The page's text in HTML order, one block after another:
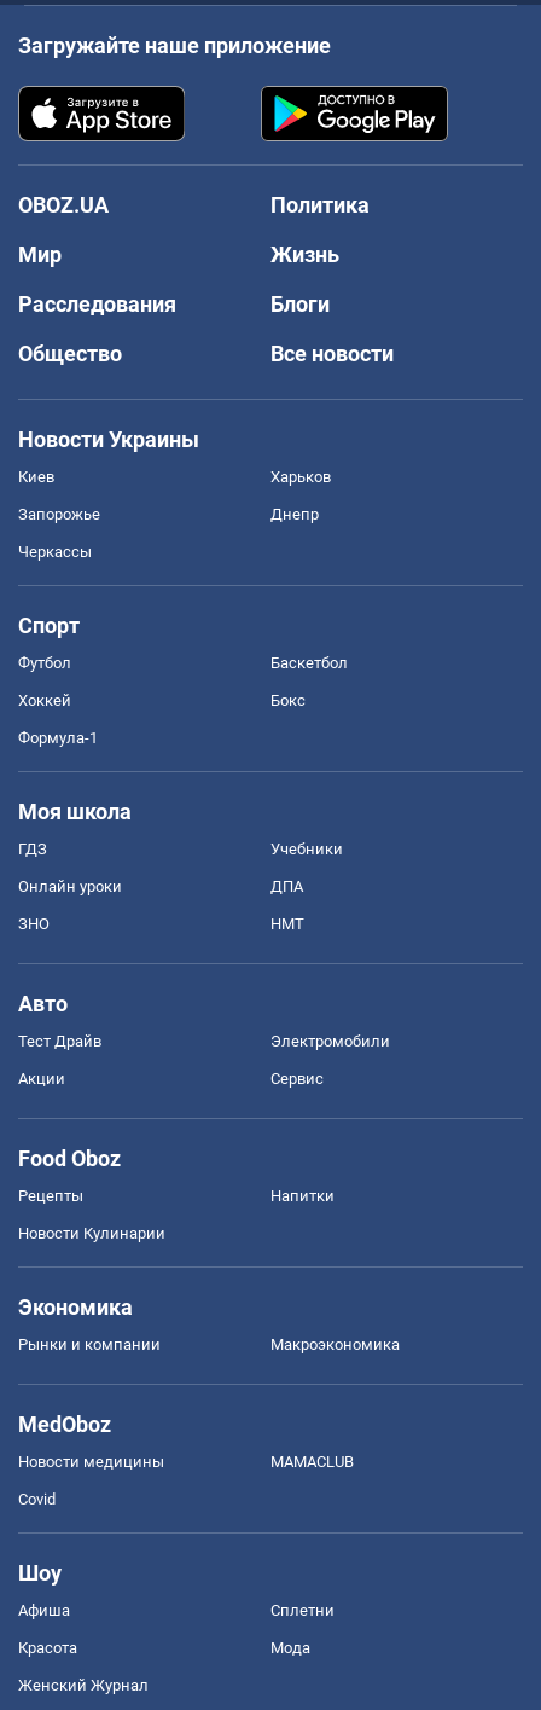
Загружайте наше приложение
OBOZ.UA
Политика
Мир
Жизнь
Расследования
Блоги
Общество
Все новости
Новости Украины
Киев Харьков
Запорожье Днепр
Черкассы
Спорт
Футбол Баскетбол
Хоккей Бокс
Формула-1
Моя школа
ГДЗ Учебники
Онлайн уроки ДПА
ЗНО НМТ
Авто
Тест Драйв Электромобили
Акции Сервис
Food Oboz
Рецепты Напитки
Новости Кулинарии
Экономика
Рынки и компании Mакроэкономика
MedOboz
Новости медицины MAMACLUB
Covid
Шоу
Афиша Сплетни
Красота Мода
Женский Журнал